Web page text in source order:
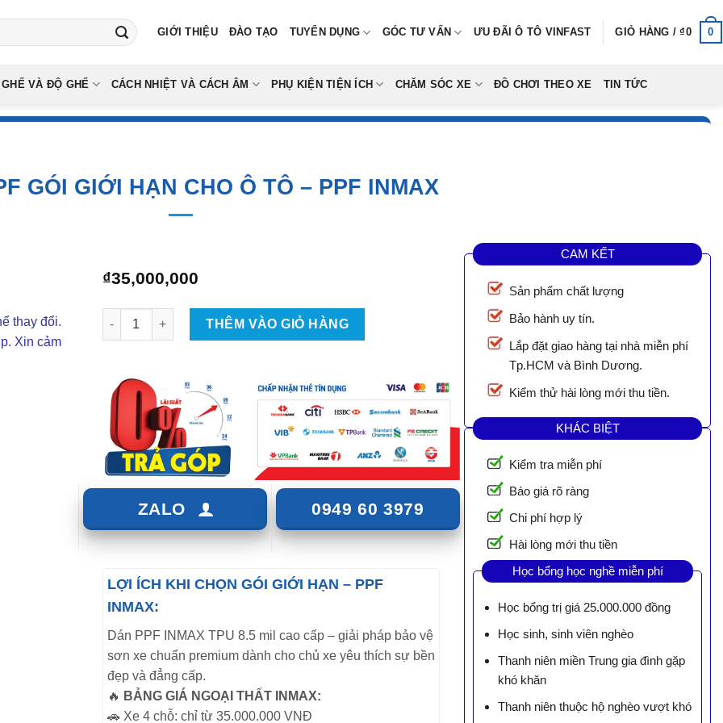
GIỚI THIỆU ĐÀO TẠO TUYỂN DỤNG GÓC TƯ VẤN ƯU ĐÃI Ô TÔ VINFAST GIỎ HÀNG /₫0 0
VÀ ĐỘ GHẾ CÁCH NHIỆT VÀ CÁCH ÂM PHỤ KIỆN TIỆN ÍCH CHĂM SÓC XE ĐỒ CHƠI THEO XE TIN TỨC
GÓI GIỚI HẠN CHO Ô TÔ – PPF INMAX
thay đổi.
Xin cảm
₫35,000,000
Dán PPF Gói Giới Hạn Cho Ô Tô - PPF INMAX số lượng
THÊM VÀO GIỎ HÀNG
ZALO 0949 60 3979
LỢI ÍCH KHI CHỌN GÓI GIỚI HẠN – PPF
INMAX:
Dán PPF INMAX TPU 8.5 mil cao cấp – giải pháp bảo vệ
sơn xe chuẩn premium dành cho chủ xe yêu thích sự bền
đẹp và đẳng cấp.
🔥 BẢNG GIÁ NGOẠI THẤT INMAX:
🚗 Xe 4 chỗ: chỉ từ 35.000.000 VNĐ
CAM KẾT
Sản phẩm chất lượng
Bảo hành uy tín.
Lắp đặt giao hàng tại nhà miễn phí
Tp.HCM và Bình Dương.
Kiểm thử hài lòng mới thu tiền.
KHÁC BIỆT
Kiểm tra miễn phí
Báo giá rõ ràng
Chi phí hợp lý
Hài lòng mới thu tiền
Học bổng học nghề miễn phí
Học bổng trị giá 25.000.000 đồng
Học sinh, sinh viên nghèo
Thanh niên miền Trung gia đình gặp
khó khăn
Thanh niên thuộc hộ nghèo vượt khó